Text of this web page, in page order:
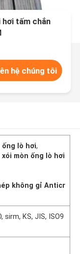
hơi tấm chắn
hệ chúng tôi
ống lò hơi,
xói mòn ống lò hơi
không gỉ Anticr
sirm, KS, JIS, ISO9